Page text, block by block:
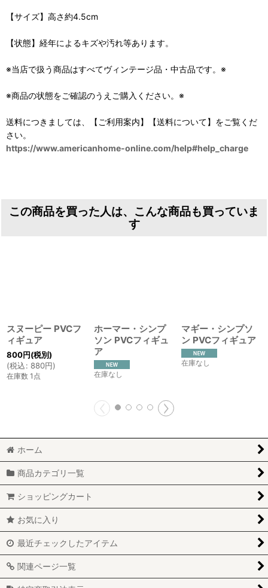
【サイズ】高さ約4.5cm
【状態】経年によるキズや汚れ等あります。
※当店で扱う商品はすべてヴィンテージ品・中古品です。※
※商品の状態をご確認のうえご購入ください。※
送料につきましては、【ご利用案内】【送料について】をご覧くだ
さい。
https://www.americanhome-online.com/help#help_charge
この商品を買った人は、こんな商品も買っていま
す
スヌーピー PVCフ
ィギュア
800円(税別)
(税込: 880円)
在庫数 1点
ホーマー・シンプ
ソン PVCフィギュ
ア
在庫なし
マギー・シンプソ
ン PVCフィギュア
在庫なし
ホーム
商品カテゴリ一覧
ショッピングカート
お気に入り
最近チェックしたアイテム
関連ページ一覧